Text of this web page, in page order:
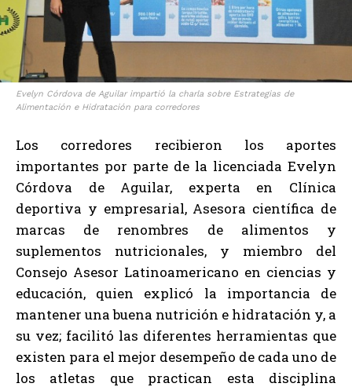
Evelyn Córdova de Aguilar impartió la charla sobre Estrategias de
Alimentación e Hidratación para corredores
Los corredores recibieron los aportes
importantes por parte de la licenciada Evelyn
Córdova de Aguilar, experta en Clínica
deportiva y empresarial, Asesora científica de
marcas de renombres de alimentos y
suplementos nutricionales, y miembro del
Consejo Asesor Latinoamericano en ciencias y
educación, quien explicó la importancia de
mantener una buena nutrición e hidratación y, a
su vez; facilitó las diferentes herramientas que
existen para el mejor desempeño de cada uno de
los atletas que practican esta disciplina